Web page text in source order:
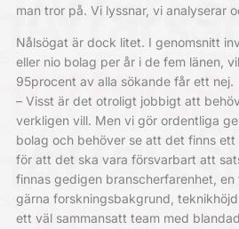
man tror på. Vi lyssnar, vi analyserar
Nålsögat är dock litet. I genomsnitt
eller nio bolag per år i de fem länen,
95procent av alla sökande får ett nej.
– Visst är det otroligt jobbigt att
verkligen vill. Men vi gör ordentliga
bolag och behöver se att det finns
för att det ska vara försvarbart att
finnas gedigen branscherfarenhet, en
gärna forskningsbakgrund,
ett väl sammansatt team med